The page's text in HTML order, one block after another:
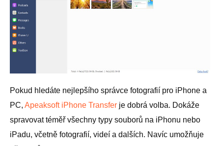
Pokud hledáte nejlepšího správce fotografií pro iPhone a
PC, Apeaksoft iPhone Transfer je dobrá volba. Dokáže
spravovat téměř všechny typy souborů na iPhonu nebo
iPadu, včetně fotografií, videí a dalších. Navíc umožňuje